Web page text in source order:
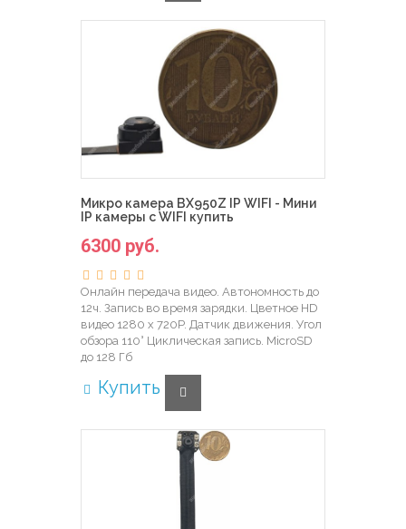
Микро камера BX950Z IP WIFI - Мини
IP камеры с WIFI купить
6300 руб.
Онлайн передача видео. Автономность до
12ч. Запись во время зарядки. Цветное HD
видео 1280 х 720P. Датчик движения. Угол
обзора 110° Циклическая запись. MicroSD
до 128 Гб
Купить